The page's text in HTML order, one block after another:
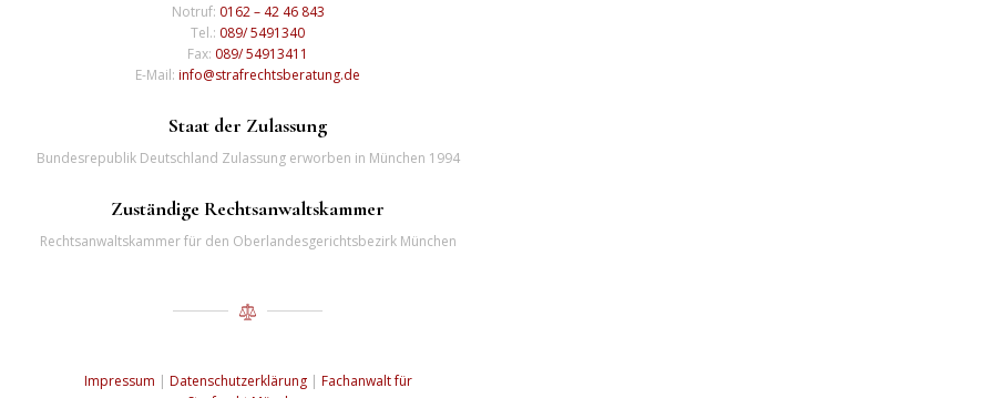
Notruf: 0162 – 42 46 843
Tel.: 089/ 5491340
Fax: 089/ 54913411
E-Mail:info@strafrechtsberatung.de
Staat der Zulassung
Bundesrepublik Deutschland Zulassung erworben in München 1994
Zuständige Rechtsanwaltskammer
Rechtsanwaltskammer für den Oberlandesgerichtsbezirk München
Impressum | Datenschutzerklärung| Fachanwalt für